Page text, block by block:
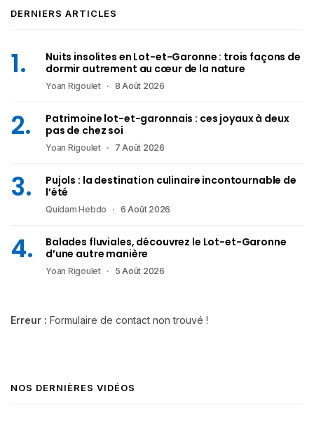
DERNIERS ARTICLES
Nuits insolites en Lot-et-Garonne : trois façons de
dormir autrement au cœur de la nature
Yoan Rigoulet 8 Août 2026
Patrimoine lot-et-garonnais : ces joyaux à deux
pas de chez soi
Yoan Rigoulet 7 Août 2026
Pujols : la destination culinaire incontournable de
l’été
Quidam Hebdo 6 Août 2026
Balades fluviales, découvrez le Lot-et-Garonne
d’une autre manière
Yoan Rigoulet 5 Août 2026
Erreur : Formulaire de contact non trouvé !
NOS DERNIÈRES VIDÉOS